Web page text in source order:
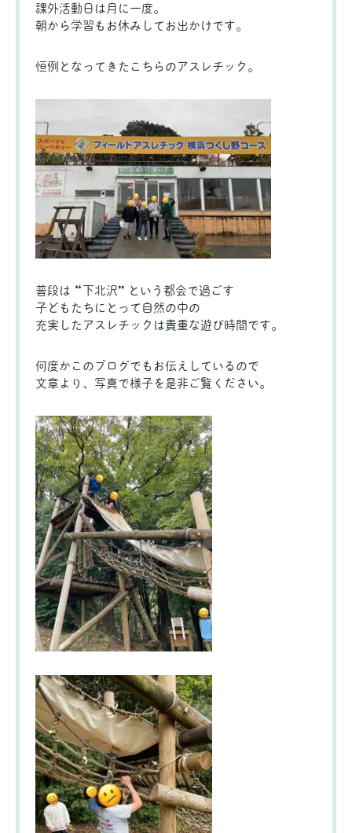
課外活動日は月に一度。
朝から学習もお休みしてお出かけです。
恒例となってきたこちらのアスレチック。
普段は “下北沢” という都会で過ごす
子どもたちにとって自然の中の
充実したアスレチックは貴重な遊び時間です。
何度かこのブログでもお伝えしているので
文章より、写真で様子を是非ご覧ください。